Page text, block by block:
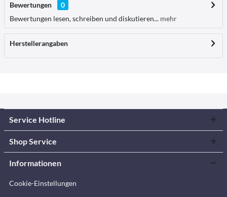
Bewertungen
0
Bewertungen lesen, schreiben und diskutieren... mehr
Herstellerangaben
Service Hotline
Shop Service
Informationen
Cookie-Einstellungen